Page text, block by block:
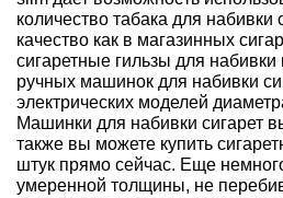
количество табака для набивки
качество как в магазинных
сигаретные гильзы для набивки
ручных машинок для набивки
электрических моделей
Машинки для набивки сигарет
также вы можете купить
штук прямо сейчас. Еще
умеренной толщины, не